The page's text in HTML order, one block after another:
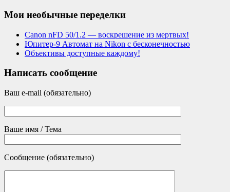
Мои необычные переделки
Canon nFD 50/1.2 — воскрешение из мертвых!
Юпитер-9 Автомат на Nikon с бесконечностью
Объективы доступные каждому!
Написать сообщение
Ваш e-mail (обязательно)
Ваше имя / Тема
Сообщение (обязательно)